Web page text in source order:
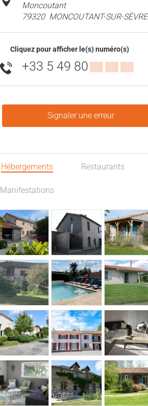
Moncoutant
79320 MONCOUTANT-SUR-SÈVRE
Cliquez pour afficher le(s) numéro(s)
+33 5 49 80▒▒ ▒▒ ▒▒
Signaler une erreur
Hébergements Restaurants
Manifestations